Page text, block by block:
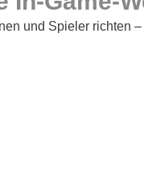
und Spieler richten